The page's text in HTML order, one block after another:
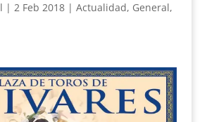
| 2 Feb 2018| Actualidad, General,